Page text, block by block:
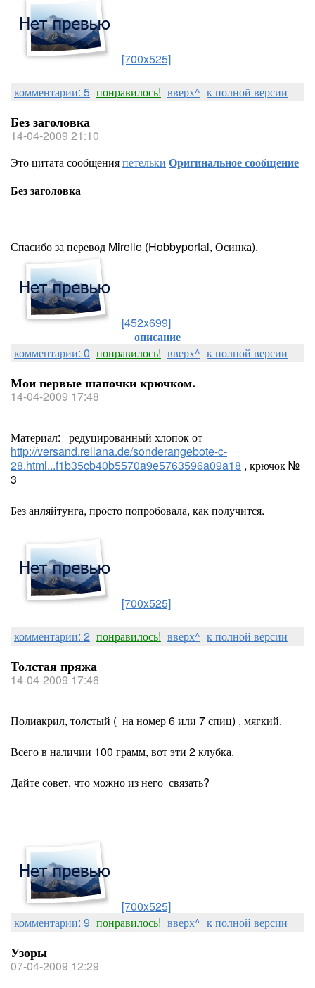
[700x525]
комментарии: 5 понравилось! вверх^ к полной версии
Без заголовка
14-04-2009 21:10
Это цитата сообщенияпетельки Оригинальное сообщение
Без заголовка
Спасибо за перевод Mirelle (Hobbyportal, Осинка).
[452x699]
описание
комментарии: 0 понравилось! вверх^ к полной версии
Мои первые шапочки крючком.
14-04-2009 17:48
Материал: редуцированный хлопок от
http://versand.rellana.de/sonderangebote-c-
28.html...f1b35cb40b5570a9e5763596a09a18 , крючок №
3
Без анляйтунга, просто попробовала, как получится.
[700x525]
комментарии: 2 понравилось! вверх^ к полной версии
Толстая пряжа
14-04-2009 17:46
Полиакрил, толстый ( на номер 6 или 7 спиц) , мягкий.
Всего в наличии 100 грамм, вот эти 2 клубка.
Дайте совет, что можно из него связать?
[700x525]
комментарии: 9 понравилось! вверх^ к полной версии
Узоры
07-04-2009 12:29